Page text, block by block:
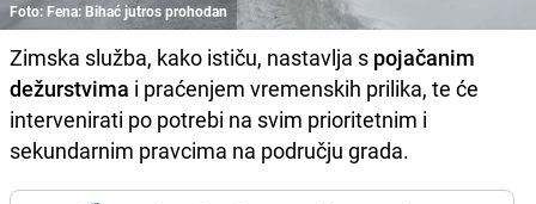
Foto: Fena: Bihać jutros prohodan
Zimska služba, kako ističu, nastavlja s pojačanim
dežurstvima i praćenjem vremenskih prilika, te će
intervenirati po potrebi na svim prioritetnim i
sekundarnim pravcima na području grada.